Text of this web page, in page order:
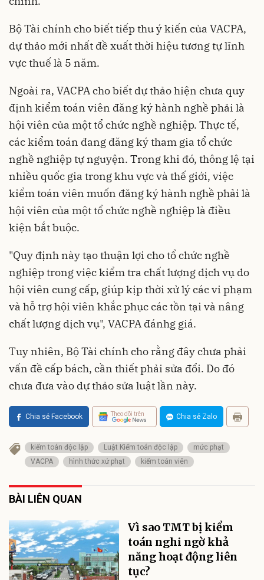
Bộ Tài chính cho biết tiếp thu ý kiến của VACPA,
dự thảo mới nhất đề xuất thời hiệu tương tự lĩnh
vực thuế là 5 năm.
Ngoài ra, VACPA cho biết dự thảo hiện chưa quy
định kiểm toán viên đăng ký hành nghề phải là
hội viên của một tổ chức nghề nghiệp. Thực tế,
các kiểm toán đang đăng ký tham gia tổ chức
nghề nghiệp tự nguyện. Trong khi đó, thông lệ tại
nhiều quốc gia trong khu vực và thế giới, việc
kiểm toán viên muốn đăng ký hành nghề phải là
hội viên của một tổ chức nghề nghiệp là điều
kiện bắt buộc.
"Quy định này tạo thuận lợi cho tổ chức nghề
nghiệp trong việc kiểm tra chất lượng dịch vụ do
hội viên cung cấp, giúp kịp thời xử lý các vi phạm
và hỗ trợ hội viên khắc phục các tồn tại và nâng
chất lượng dịch vụ", VACPA đánhg giá.
Tuy nhiên, Bộ Tài chính cho rằng đây chưa phải
vấn đề cấp bách, cần thiết phải sửa đổi. Do đó
chưa đưa vào dự thảo sửa luật lần này.
Chia sẻ Facebook Theo dõi trên Chia sẻ Zalo
kiểm toán độc lập Luật Kiểm toán độc lập
mức phạt
VACPA
hình thức xử phạt kiểm toán viên
BÀI LIÊN QUAN
Vì sao TMT bị kiểm
toán nghi ngờ khả
năng hoạt động liên
tục?